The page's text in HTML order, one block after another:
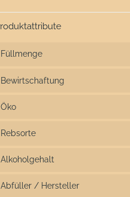
Füllmenge
Bewirtschaftung
Öko
Rebsorte
Alkoholgehalt
Abfüller / Hersteller